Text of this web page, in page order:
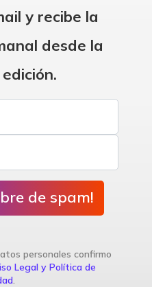
y recibe la
desde la
de spam!
personales confirmo
Legal y Política de
.